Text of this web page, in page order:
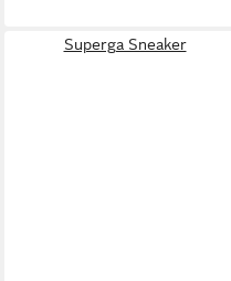
Superga Sneaker